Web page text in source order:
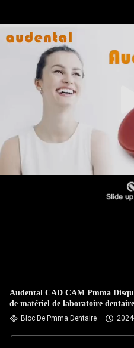
Audental CAD CAM Pmma
de matériel de laboratoire dentaire
Bloc De Pmma Dentaire